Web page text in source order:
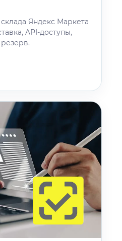
Яндекс Маркета
API-доступы,